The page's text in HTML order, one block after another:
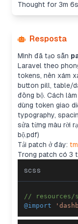
Thought for 3m 6s
Resposta
Mình đã tạo sẵn
Laravel theo
tokens, nền xám
button pill, table/
đồng bộ. Cách
dùng token giao
typography,
sửa từng màu rời
bộ.pdf)
Tải patch ở đây:
Trong patch có 3
scss
// resources/
@import